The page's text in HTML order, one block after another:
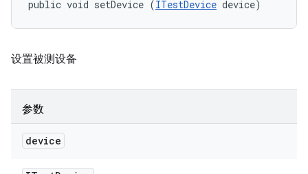
public void setDevice (ITestDevice device)
设置被测设备
参数
device